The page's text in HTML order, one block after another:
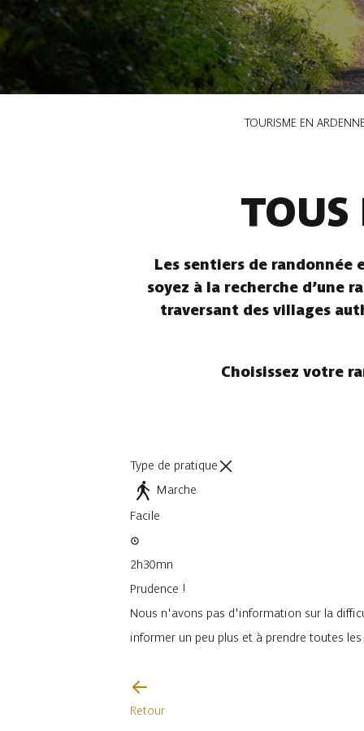
TOURISME EN ARDENNE
TOUS
Les sentiers de randonnée
soyez à la recherche d’une
traversant des villages
Choisissez votre
Type de pratique
Marche
Facile
2h30mn
Prudence !
Nous n'avons pas d'information sur la
informer un peu plus et à prendre toutes
Retour